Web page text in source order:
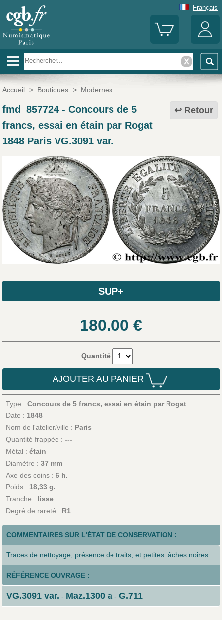
Français
Accueil > Boutiques > Modernes
Retour
fmd_857724- Concours de 5
francs, essai en étain par Rogat
1848 Paris VG.3091 var.
SUP+
180.00 €
Quantité
AJOUTER AU PANIER
Type : Concours de 5 francs, essai en étain par Rogat
Date : 1848
Nom de l'atelier/ville : Paris
Quantité frappée : ---
Métal : étain
Diamètre : 37 mm
Axe des coins : 6 h.
Poids : 18,33 g.
Tranche : lisse
Degré de rareté : R1
COMMENTAIRES SUR L'ÉTAT DE CONSERVATION :
Traces de nettoyage, présence de traits, et petites tâches noires
RÉFÉRENCE OUVRAGE :
VG.3091 var. - Maz.1300 a- G.711